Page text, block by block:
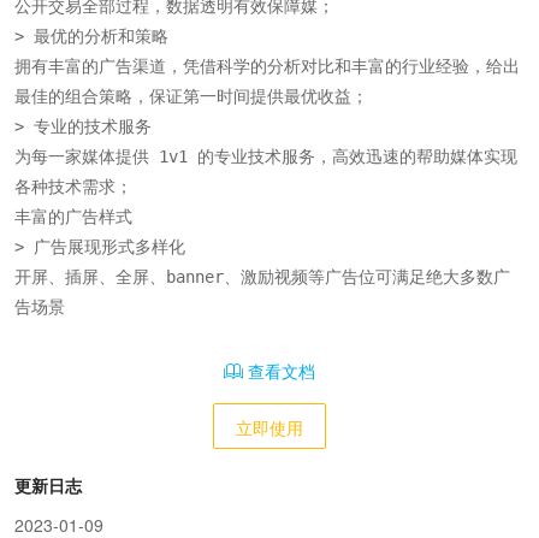
公开交易全部过程，数据透明有效保障媒；
> 最优的分析和策略
拥有丰富的广告渠道，凭借科学的分析对比和丰富的行业经验，给出
最佳的组合策略，保证第一时间提供最优收益；
> 专业的技术服务
为每一家媒体提供 1v1 的专业技术服务，高效迅速的帮助媒体实现
各种技术需求；
丰富的广告样式
> 广告展现形式多样化
开屏、插屏、全屏、banner、激励视频等广告位可满足绝大多数广
告场景
查看文档
立即使用
更新日志
2023-01-09